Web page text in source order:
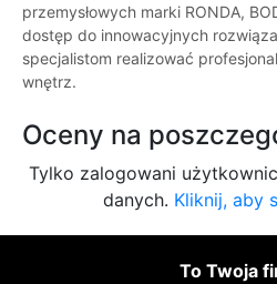
przemysłowych marki RONDA,
dostęp do innowacyjnych
specjalistom realizować
wnętrz.
Oceny na
Tylko zalogowani
danych. Kliknij, aby
To Twoja